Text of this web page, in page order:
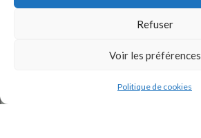
Refuser
Voir les préférences
Politique de cookies